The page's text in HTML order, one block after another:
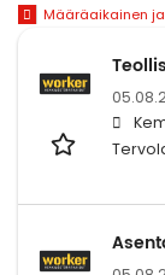
Määräaikainen